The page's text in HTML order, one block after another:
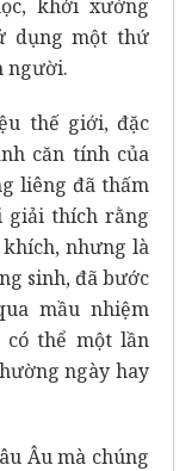
khởi xướng
dụng một thứ
người.
thế giới, đặc
căn tính của
liêng đã thấm
giải thích rằng
nhưng là
sinh, đã bước
mầu nhiệm
có thể một lần
ngày hay
Âu mà chúng